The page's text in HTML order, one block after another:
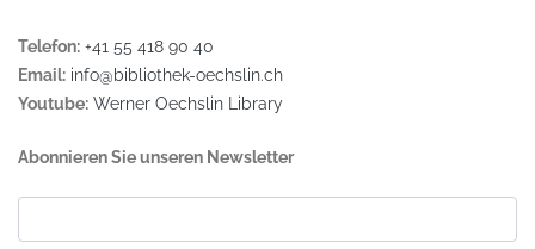
Telefon: +41 55 418 90 40
Email: info@bibliothek-oechslin.ch
Youtube: Werner Oechslin Library
Abonnieren Sie unseren Newsletter